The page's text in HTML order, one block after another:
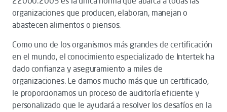
organizaciones que producen, elaboran, manejan o
abastecen alimentos o piensos.
Como uno de los organismos más grandes de certificación
en el mundo, el conocimiento especializado de Intertek ha
dado confianza y aseguramiento a miles de
organizaciones. Le damos mucho más que un certificado,
le proporcionamos un proceso de auditoría eficiente y
personalizado que le ayudará a resolver los desafíos en la